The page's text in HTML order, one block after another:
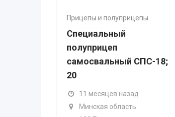
и полуприцепы
СПС-18;
Прицепы и
11
Цена